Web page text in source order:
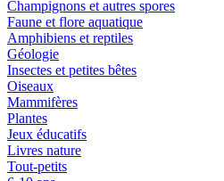
Champignons et autres spores
Faune et flore aquatique
Amphibiens et reptiles
Géologie
Insectes et petites bêtes
Oiseaux
Mammifères
Plantes
Jeux éducatifs
Livres nature
Tout-petits